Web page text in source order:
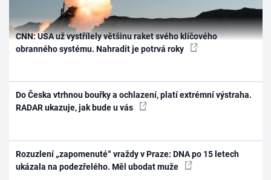
CNN: USA už vystřílely většinu raket svého klíčového
obranného systému. Nahradit je potrvá roky
Do Česka vtrhnou bouřky a ochlazení, platí extrémní výstraha.
RADAR ukazuje, jak bude u vás
Rozuzlení „zapomenuté“ vraždy v Praze: DNA po 15 letech
ukázala na podezřelého. Měl ubodat muže